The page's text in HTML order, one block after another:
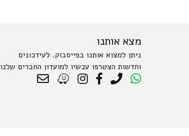
מצא אותנו
ניתן למצוא אותנו בפייסבוק. לעידכונים
וחדשות הצטרפו עכשיו למועדון החברים שלנו